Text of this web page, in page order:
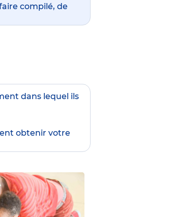
compilé, de
dans lequel ils
obtenir votre